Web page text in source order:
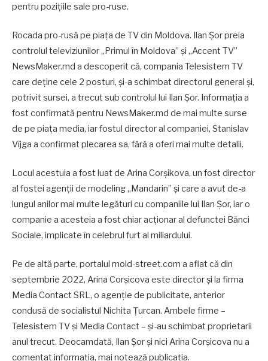
pentru pozițiile sale pro-ruse.
Rocada pro-rusă pe piața de TV din Moldova. Ilan Șor preia
controlul televiziunilor „Primul în Moldova” și „Accent TV”
NewsMaker.md a descoperit că, compania Telesistem TV
care deține cele 2 posturi, și-a schimbat directorul general și,
potrivit sursei, a trecut sub controlul lui Ilan Șor. Informația a
fost confirmată pentru NewsMaker.md de mai multe surse
de pe piața media, iar fostul director al companiei, Stanislav
Vîjga a confirmat plecarea sa, fără a oferi mai multe detalii.
Locul acestuia a fost luat de Arina Corșikova, un fost director
al fostei agenții de modeling „Mandarin” și care a avut de-a
lungul anilor mai multe legături cu companiile lui Ilan Șor, iar o
companie a acesteia a fost chiar acționar al defunctei Bănci
Sociale, implicate în celebrul furt al miliardului.
Pe de altă parte, portalul mold-street.com a aflat că din
septembrie 2022, Arina Corșicova este director și la firma
Media Contact SRL, o agenție de publicitate, anterior
condusă de socialistul Nichita Țurcan. Ambele firme –
Telesistem TV și Media Contact – și-au schimbat proprietarii
anul trecut. Deocamdată, Ilan Șor și nici Arina Corșicova nu a
comentat informația, mai notează publicația.